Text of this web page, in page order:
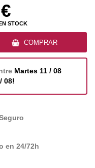
STOCK
COMPRAR
Martes 11 / 08
08!
en 24/72h